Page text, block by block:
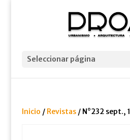
Seleccionar página
Inicio / Revistas/ N°232 sept.,